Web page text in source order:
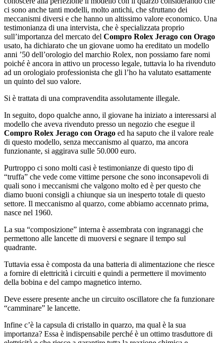
ci sono anche tanti modelli, molto antichi, che sfruttano dei
meccanismi diversi e che hanno un altissimo valore economico. Una
testimonianza di una intervista, che è specializzata proprio
sull’importanza del mercato del Compro Rolex Jerago con Orago
usato, ha dichiarato che un giovane uomo ha ereditato un modello
anni ’50 dell’orologio del marchio Rolex, non possiamo fare nomi
poiché è ancora in attivo un processo legale, tuttavia lo ha rivenduto
ad un orologiaio professionista che gli l’ho ha valutato esattamente
un quinto del suo valore.
Si è trattata di una compravendita assolutamente illegale.
In seguito, dopo qualche anno, il giovane ha iniziato a interessarsi al
modello che aveva rivenduto presso un negozio che esegue il
Compro Rolex Jerago con Orago ed ha saputo che il valore reale
di questo modello, senza meccanismo al quarzo, ma ancora
funzionante, si aggirava sulle 50.000 euro.
Purtroppo ci sono molti casi è testimonianze di questo tipo di
“truffa” che vede come vittime persone che sono inconsapevoli di
quali sono i meccanismi che valgono molto ed è per questo che
diamo buoni consigli a chiunque sia un inesperto totale di questo
settore. Il meccanismo al quarzo, come abbiamo accennato prima,
nasce nel 1960.
La sua “composizione” interna è assembrata con ingranaggi che
permettono alle lancette di muoversi e segnare il tempo sul
quadrante.
Tuttavia essa è composta da una batteria di alimentazione che riesce
a fornire di elettricità i circuiti e quindi a permettere il movimento
della bobina e del campo magnetico interno.
Deve essere presente anche un circuito oscillatore che fa funzionare
“camminare” le lancette.
Infine c’è la capsula di cristallo in quarzo, ma qual è la sua
importanza? Essa è indispensabile perché è un ottimo trasduttore di